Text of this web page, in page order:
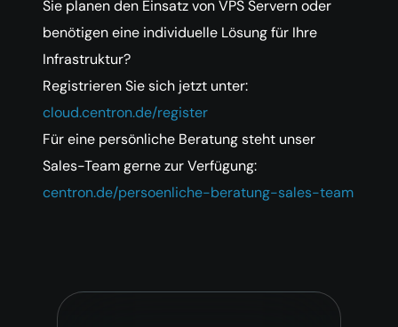
Sie planen den Einsatz von VPS Servern oder
benötigen eine individuelle Lösung für Ihre
Infrastruktur?
Registrieren Sie sich jetzt unter:
cloud.centron.de/register
Für eine persönliche Beratung steht unser
Sales-Team gerne zur Verfügung:
centron.de/persoenliche-beratung-sales-team